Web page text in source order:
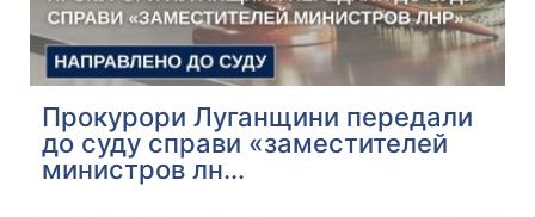
Прокурори Луганщини передали
до суду справи «заместителей
министров лн...